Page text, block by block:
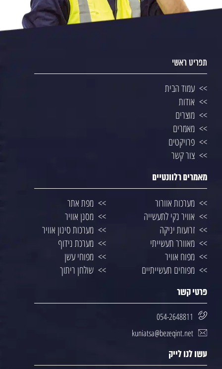
תפריט ראשי
עמוד הבית
אודות
מוצרים
מאמרים
פרויקטים
צור קשר
מאמרים רלוונטיים
מערכות אוורור
מפת אתר
אוויר נקי לתעשייה
מסנן אוויר
זרועות יניקה
מערכות סינון אוויר
מאוורר תעשייתי
מערכת נידוף
מפוח אוויר
מפוחי עשן
מפוחים תעשייתיים
שולחן ריתוך
פרטי קשר
054-2648811
kuniatsa@bezeqint.net
עשו לנו לייק